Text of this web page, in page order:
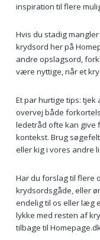
inspiration til flere
Hvis du stadig
krydsord her på
andre opslagsord,
være nyttige, når et
Et par hurtige tips:
overvej både
ledetråd ofte kan
kontekst. Brug
eller kig i vores andre
Har du forslag til flere
krydsordsgåde, eller
endelig til os eller læg
lykke med resten af
tilbage til